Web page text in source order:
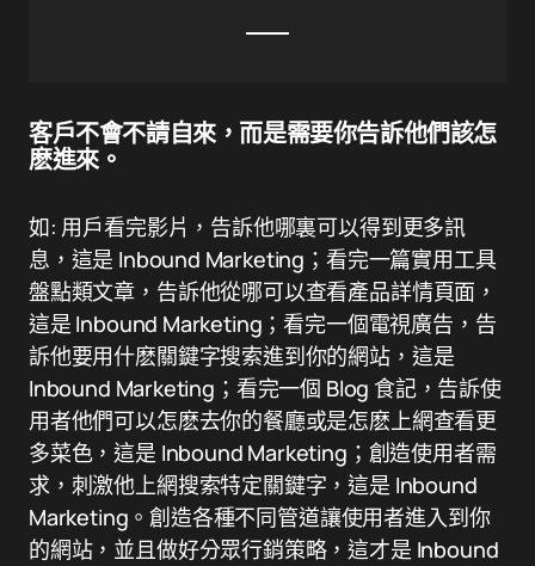
客戶不會不請自來，而是需要你告訴他們該怎
麽進來。
如: 用戶看完影片，告訴他哪裏可以得到更多訊
息，這是 Inbound Marketing；看完一篇實用工具
盤點類文章，告訴他從哪可以查看產品詳情頁面，
這是 Inbound Marketing；看完一個電視廣告，告
訴他要用什麽關鍵字搜索進到你的網站，這是
Inbound Marketing；看完一個 Blog 食記，告訴使
用者他們可以怎麽去你的餐廳或是怎麽上網查看更
多菜色，這是 Inbound Marketing；創造使用者需
求，刺激他上網搜索特定關鍵字，這是 Inbound
Marketing。創造各種不同管道讓使用者進入到你
的網站，並且做好分眾行銷策略，這才是 Inbound